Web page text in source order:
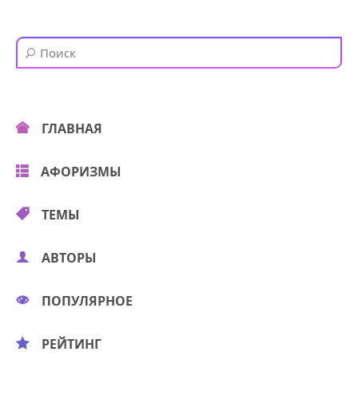
ГЛАВНАЯ
АФОРИЗМЫ
ТЕМЫ
АВТОРЫ
ПОПУЛЯРНОЕ
РЕЙТИНГ